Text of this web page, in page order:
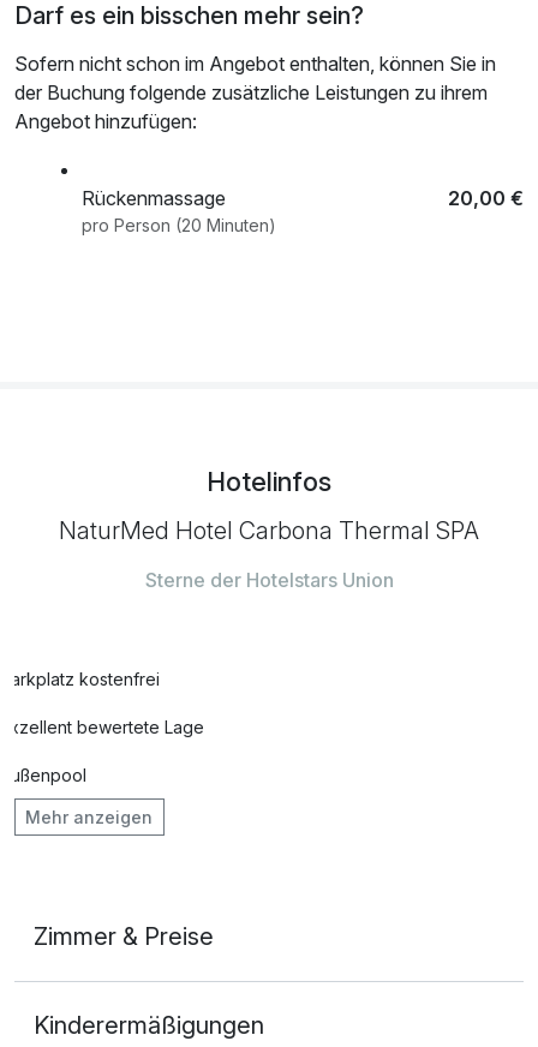
Darf es ein bisschen mehr sein?
Sofern nicht schon im Angebot enthalten, können Sie in
der Buchung folgende zusätzliche Leistungen zu ihrem
Angebot hinzufügen:
Rückenmassage 20,00 €
pro Person (20 Minuten)
Hotelinfos
NaturMed Hotel Carbona Thermal SPA
Sterne der Hotelstars Union
Parkplatz kostenfrei
Exzellent bewertete Lage
Außenpool
Vielseitiger Wellnessbereich
Fitnessgeräte stehen bereit
Mehr anzeigen
Zimmer & Preise
2 Erwachsene und 1 Kind
Kinderermäßigungen